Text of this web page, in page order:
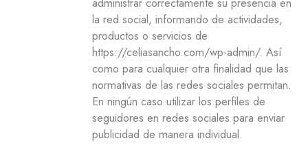
la red social, informando de actividades,
productos o servicios de
https://celiasancho.com/wp-admin/. Así
como para cualquier otra finalidad que las
normativas de las redes sociales permitan.
En ningún caso utilizar los perfiles de
seguidores en redes sociales para enviar
publicidad de manera individual.